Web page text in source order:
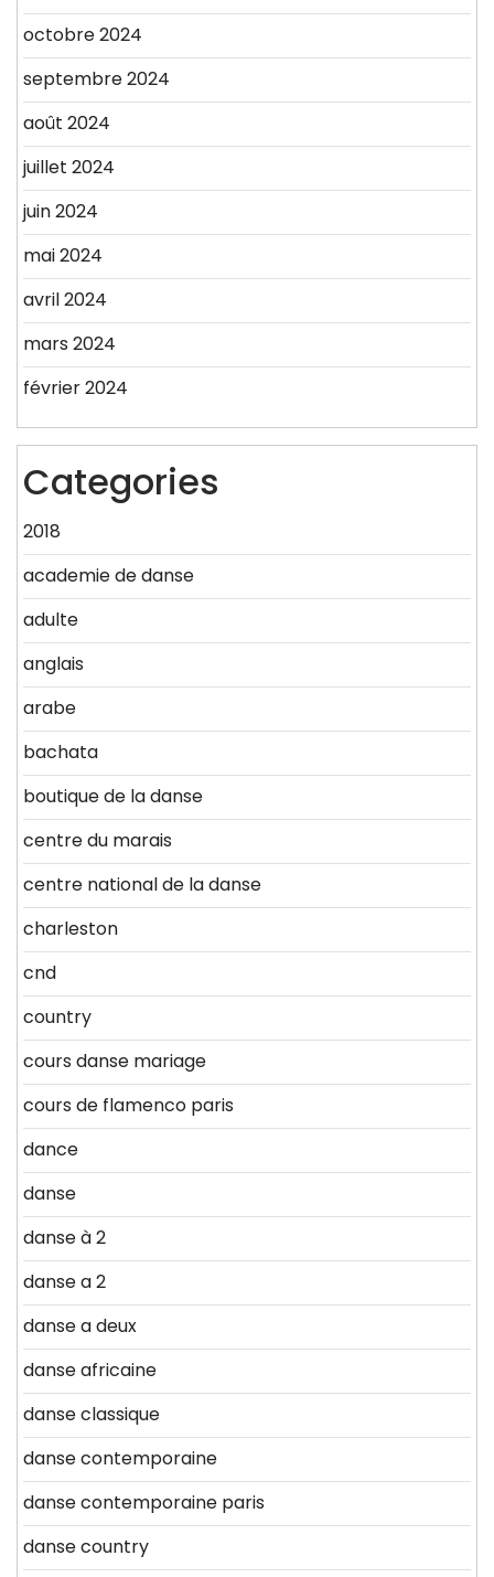
octobre 2024
septembre 2024
août 2024
juillet 2024
juin 2024
mai 2024
avril 2024
mars 2024
février 2024
Categories
2018
academie de danse
adulte
anglais
arabe
bachata
boutique de la danse
centre du marais
centre national de la danse
charleston
cnd
country
cours danse mariage
cours de flamenco paris
dance
danse
danse à 2
danse a 2
danse a deux
danse africaine
danse classique
danse contemporaine
danse contemporaine paris
danse country